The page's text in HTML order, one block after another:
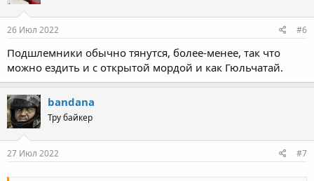
26 Июл 2022 #6
Подшлемники обычно тянутся, более-менее, так что
можно ездить и с открытой мордой и как Гюльчатай.
bandana
Тру байкер
27 Июл 2022 #7